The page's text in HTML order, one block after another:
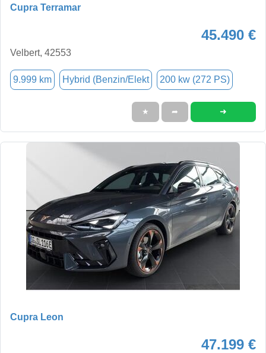
Cupra Terramar
45.490 €
Velbert, 42553
9.999 km Hybrid (Benzin/Elekt 200 kw (272 PS)
★ ➦ ➜
Cupra Leon
47.199 €